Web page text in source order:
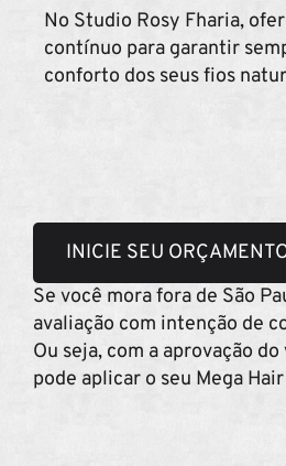
No Studio Rosy Fharia,
contínuo para garantir
conforto dos seus fios
INICIE SEU
Se você mora fora de São
avaliação com intenção de
Ou seja, com a aprovação
pode aplicar o seu Mega